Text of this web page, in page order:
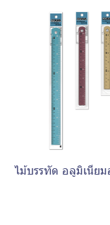
ไม้บรรทัด อลูมิเนียม